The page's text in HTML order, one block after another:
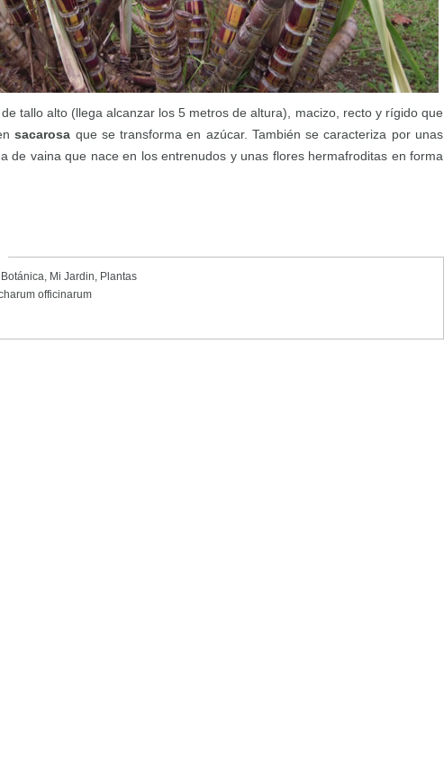
tallo alto (llega alcanzar los 5 metros de altura), macizo, recto y rígido que
sacarosa que se transforma en azúcar. También se caracteriza por unas
de vaina que nace en los entrenudos y unas flores hermafroditas en forma
, Mi Jardin, Plantas
officinarum